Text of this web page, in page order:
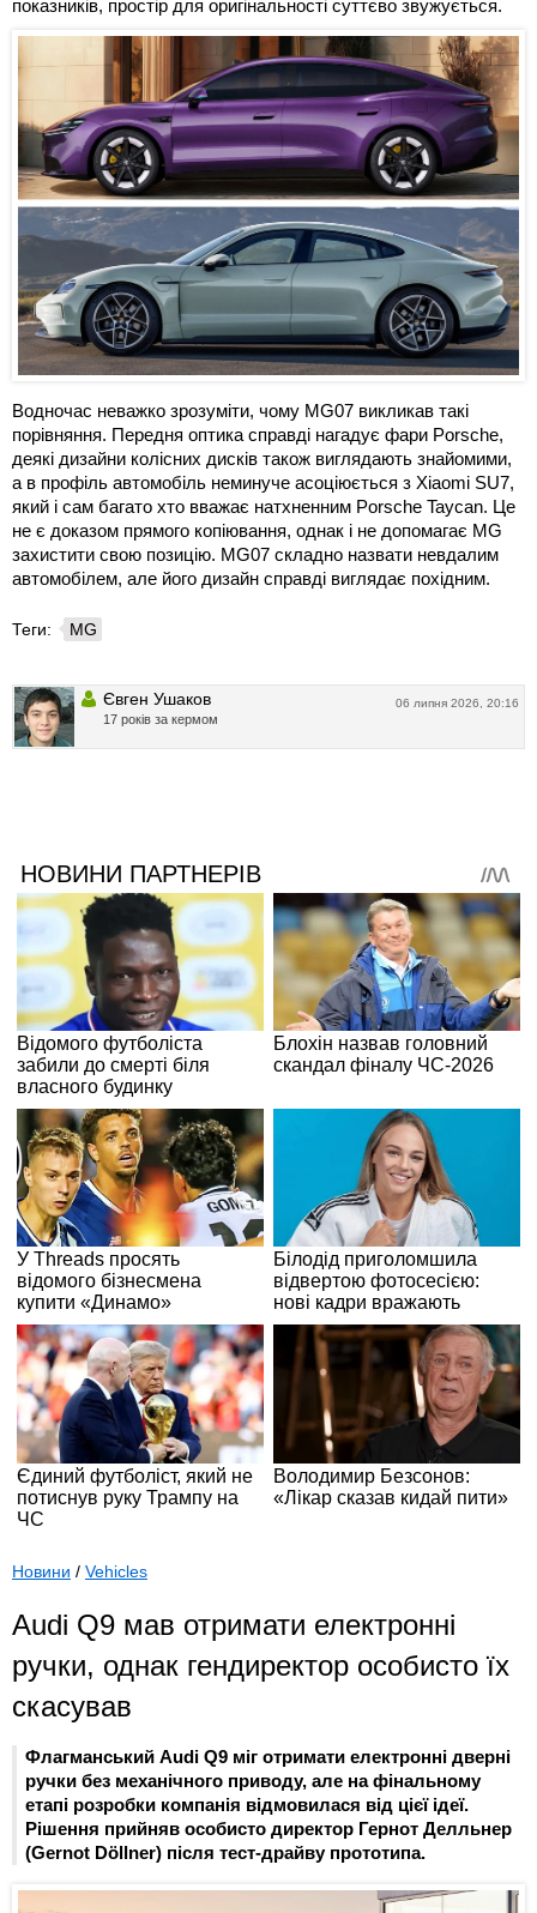
показників, простір для оригінальності суттєво звужується.
Водночас неважко зрозуміти, чому MG07 викликав такі
порівняння. Передня оптика справді нагадує фари Porsche,
деякі дизайни колісних дисків також виглядають знайомими,
а в профіль автомобіль неминуче асоціюється з Xiaomi SU7,
який і сам багато хто вважає натхненним Porsche Taycan. Це
не є доказом прямого копіювання, однак і не допомагає MG
захистити свою позицію. MG07 складно назвати невдалим
автомобілем, але його дизайн справді виглядає похідним.
Теги: MG
06 липня 2026, 20:16
Євген Ушаков
17 років за кермом
Новини / Vehicles
Audi Q9 мав отримати електронні
ручки, однак гендиректор особисто їх
скасував
Флагманський Audi Q9 міг отримати електронні дверні
ручки без механічного приводу, але на фінальному
етапі розробки компанія відмовилася від цієї ідеї.
Рішення прийняв особисто директор Гернот Делльнер
(Gernot Döllner) після тест-драйву прототипа.